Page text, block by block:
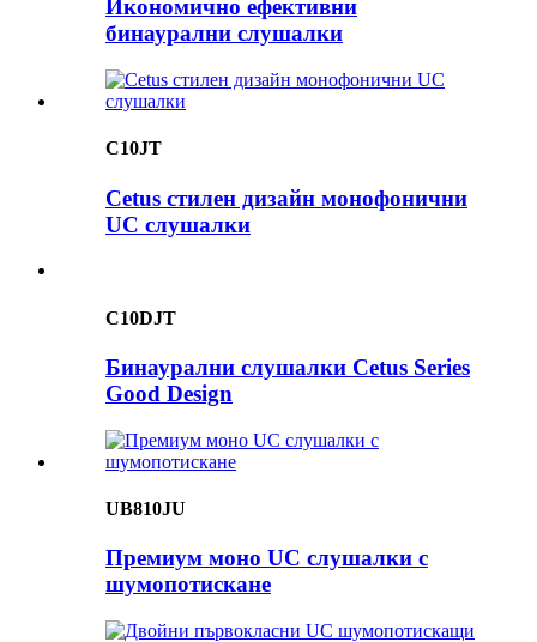
Икономично ефективни
бинаурални слушалки
C10JT
Cetus стилен дизайн монофонични
UC слушалки
C10DJT
Бинаурални слушалки Cetus Series
Good Design
UB810JU
Премиум моно UC слушалки с
шумопотискане